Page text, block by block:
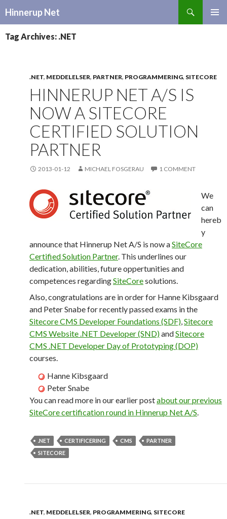
Hinnerup Net
CONTENT
Tag Archives: .NET
.NET, MEDDELELSER, PARTNER, PROGRAMMERING, SITECORE
HINNERUP NET A/S IS
NOW A SITECORE
CERTIFIED SOLUTION
PARTNER
2013-01-12 MICHAEL FOSGERAU 1 COMMENT
We
can
hereb
y
announce that Hinnerup Net A/S is now aSiteCore
Certified Solution Partner. This underlines our
dedication, abilities, future oppertunities and
competences regardingSiteCoresolutions.
Also, congratulations are in order for Hanne Kibsgaard
and Peter Snabe for recently passed exams in the
Sitecore CMS Developer Foundations (SDF),Sitecore
CMS Website .NET Developer (SND)andSitecore
CMS .NET Developer Day of Prototyping (DOP)
courses.
Hanne Kibsgaard
Peter Snabe
You can read more in our earlier postabout our previous
SiteCore certification round in Hinnerup Net A/S.
.NET CERTIFICERING CMS
PARTNER
SITECORE
.NET, MEDDELELSER, PROGRAMMERING, SITECORE